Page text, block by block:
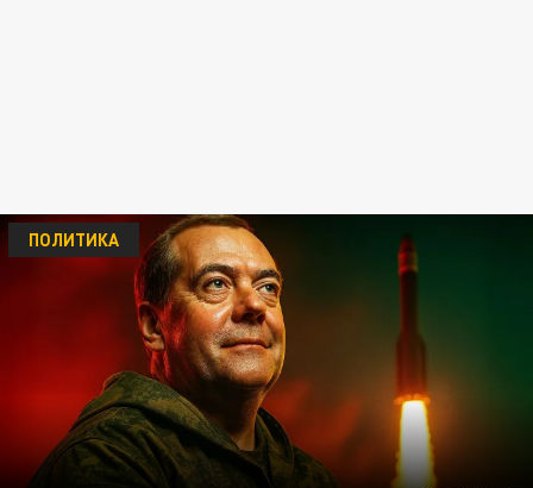
ПОЛИТИКА